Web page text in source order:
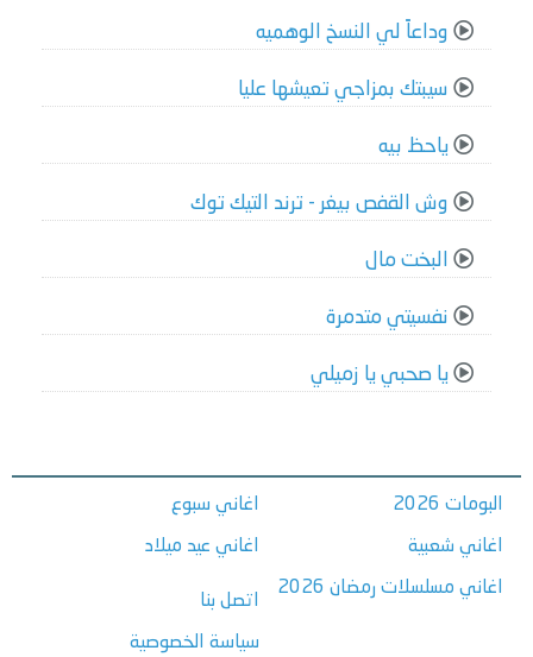
وداعاً لي النسخ الوهميه
سيبتك بمزاجي تعيشها عليا
ياحظ بيه
وش القفص بيغر - ترند التيك توك
البخت مال
نفسيتي متدمرة
يا صحبي يا زميلي
البومات 2026
اغاني شعبية
اغاني مسلسلات رمضان 2026
اغاني سبوع
اغاني عيد ميلاد
اتصل بنا
سياسة الخصوصية